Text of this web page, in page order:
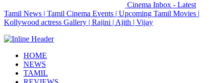
Cinema Inbox - Latest
Tamil News | Tamil Cinema Events | Upcoming Tamil Movies |
Kollywood actress Gallery | Rajini | Ajith | Vijay
HOME
NEWS
TAMIL